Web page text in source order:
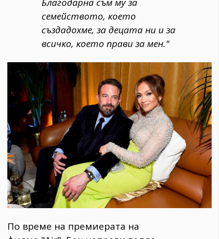
семейството, което
създадохме, за децата ни и за
всичко, което прави за мен."
По време на премиерата на